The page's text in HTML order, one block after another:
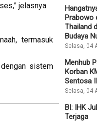
jelasnya.
termasuk
sistem
Prabowo
Thailand
Budaya
Selasa, 04
Menhub
Korban
Sentosa
Selasa, 04
BI: IHK
Terjaga